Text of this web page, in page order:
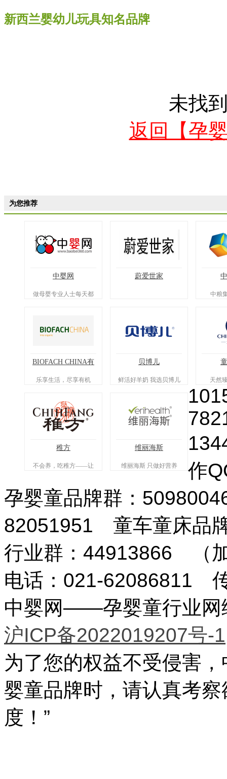
新西兰婴幼儿玩具知名品牌
未找
返回【孕
为您推荐
中婴网
做母婴专业人士每天都
蔚爱世家
中粮
BIOFACH CHINA有
乐享生活，尽享有机
贝博儿
鲜活好羊奶 我选贝博儿 天然
稚方
不会养，吃稚方——让
养从此简单。
维丽海斯
维丽海斯 只做好营养
作
孕婴童品牌群：
82051951 童车童床品
行业群：44913866 （
电话：021-62086811
中婴网——孕婴童行业
沪ICP备2022019207号-1
为了您的权益不受侵害
婴童品牌时，请认真考
度！”